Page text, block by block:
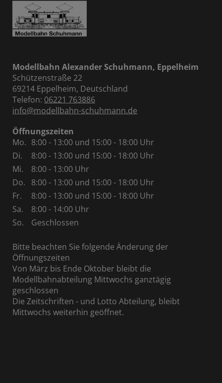
Modellbahn Alexander Schuhmann, Eppelheim
Schützenstraße 22
69214 Eppelheim, Deutschland
Telefon: 06221 763886
info@modellbahn-schuhmann.de
Öffnungszeiten
Mo. 8:00 - 13:00 und 15:00 - 18:00 Uhr
Di.
8:00 - 13:00 und 15:00 - 18:00 Uhr
Mi.
8:00 - 13:00 Uhr
Do.
8:00 - 13:00 und 15:00 - 18:00 Uhr
Fr.
8:00 - 13:00 und 15:00 - 18:00 Uhr
Sa.
8:00 - 14:00 Uhr
So.
Geschlossen
Bitte beachten Sie folgende Änderung der
Öffnungszeiten
Von März bis Ende Oktober bleibt die
Modellbahnabteilung Mittwochs ganztägig
geschlossen
Die Zeitschriften - und Lotto Abteilung, bleibt
Mittwochs weiterhin geöffnet.